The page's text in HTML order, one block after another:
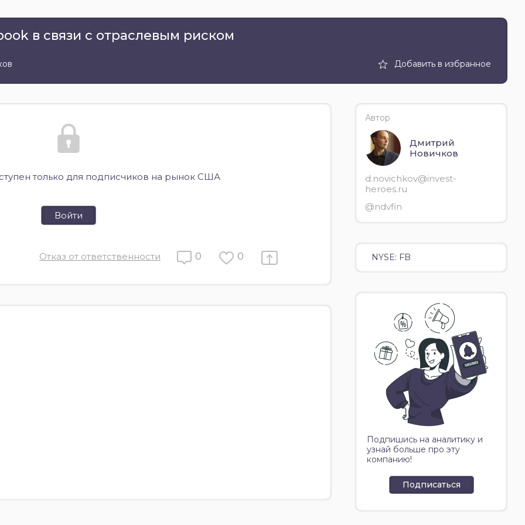
в связи с отраслевым риском
Добавить в избранное
только для подписчиков на рынок США
Войти
Отказ от ответственности 0 0
Автор
Дмитрий
Новичков
d.novichkov@invest-
heroes.ru
@ndvfin
NYSE: FB
Подпишись на аналитику и
узнай больше про эту
компанию!
Подписаться